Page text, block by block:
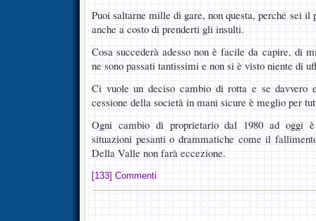
Puoi saltarne mille di gare, non questa, perché sei
anche a costo di prenderti gli insulti.
Cosa succederà adesso non è facile da capire, di
ne sono passati tantissimi e non si è visto niente di
Ci vuole un deciso cambio di rotta e se davvero
cessione della società in mani sicure è meglio per
Ogni cambio di proprietario dal 1980 ad oggi è
situazioni pesanti o drammatiche come il
Della Valle non farà eccezione.
[133] Commenti